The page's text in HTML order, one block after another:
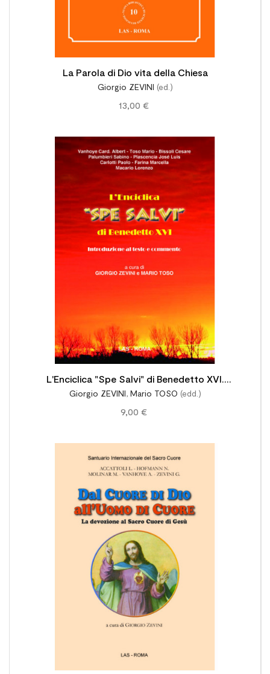
La Parola di Dio vita della Chiesa
Giorgio ZEVINI (ed.)
13,00 €
L'Enciclica "Spe Salvi" di Benedetto XVI.
Introduzione e commento
Giorgio ZEVINI, Mario TOSO (edd.)
9,00 €